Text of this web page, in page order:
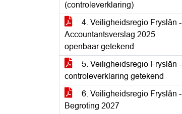
(controleverklaring)
4. Veiligheidsregio Fryslân -
Accountantsverslag 2025
openbaar getekend
5. Veiligheidsregio Fryslân -
controleverklaring getekend
6. Veiligheidsregio Fryslân -
Begroting 2027